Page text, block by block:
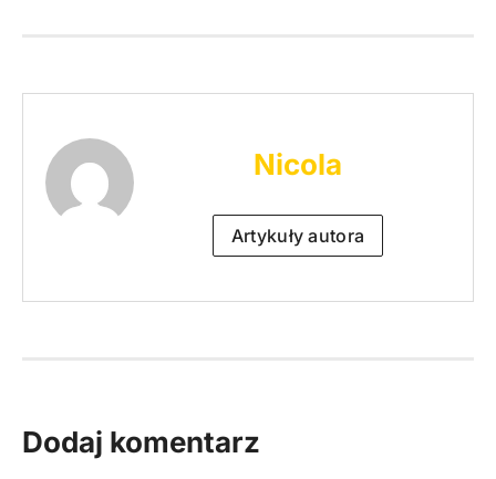
Nicola
Artykuły autora
Dodaj komentarz